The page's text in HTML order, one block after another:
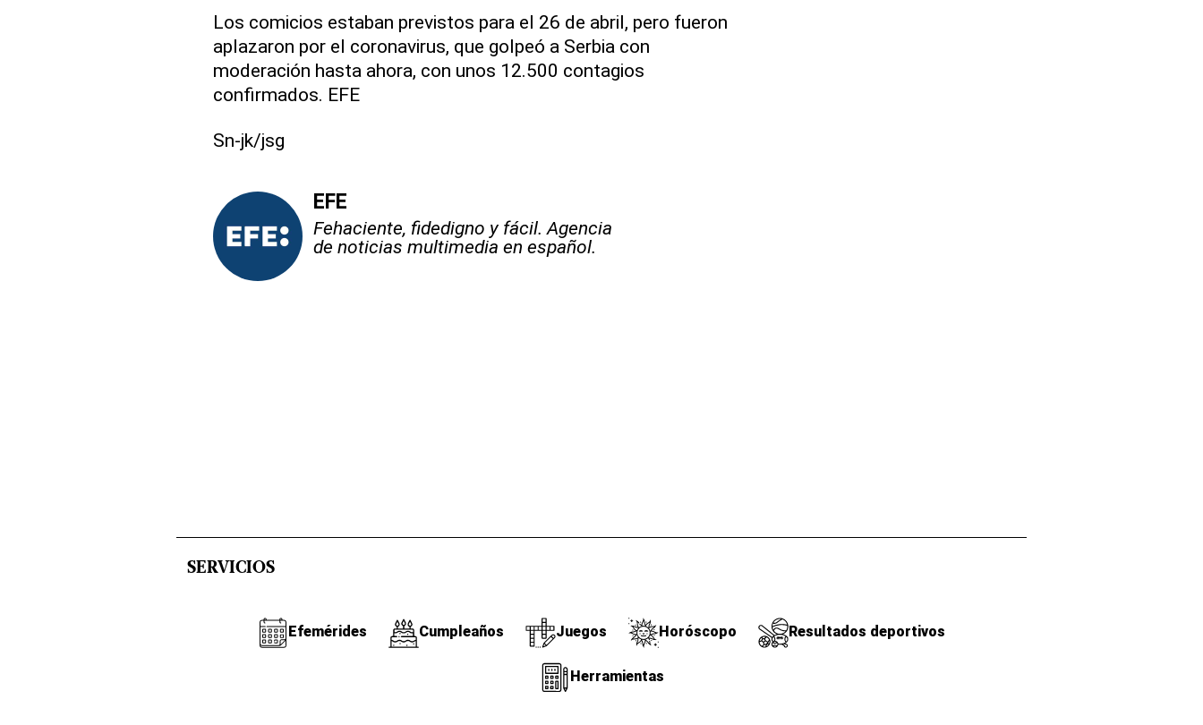
Los comicios estaban previstos para el 26 de abril, pero fueron
aplazaron por el coronavirus, que golpeó a Serbia con
moderación hasta ahora, con unos 12.500 contagios
confirmados. EFE
Sn-jk/jsg
EFE
Fehaciente, fidedigno y fácil. Agencia
de noticias multimedia en español.
SERVICIOS
Efemérides Cumpleaños Juegos Horóscopo Resultados deportivos
Herramientas